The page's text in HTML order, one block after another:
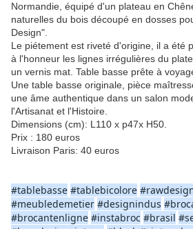
Normandie, équipé d'un plateau en
naturelles du bois découpé en dosses
Design".
Le piétement est riveté d'origine, il a été
à l'honneur les lignes irrégulières du
un vernis mat. Table basse prête à
Une table basse originale, pièce
une âme authentique dans un salon
l'Artisanat et l'Histoire.
Dimensions (cm): L110 x p47x H50.
Prix : 180 euros
Livraison Paris: 40 euros
#tablebasse #tablebicolore
#meubledemetier #designindus
#brocantenligne #instabroc #brasil